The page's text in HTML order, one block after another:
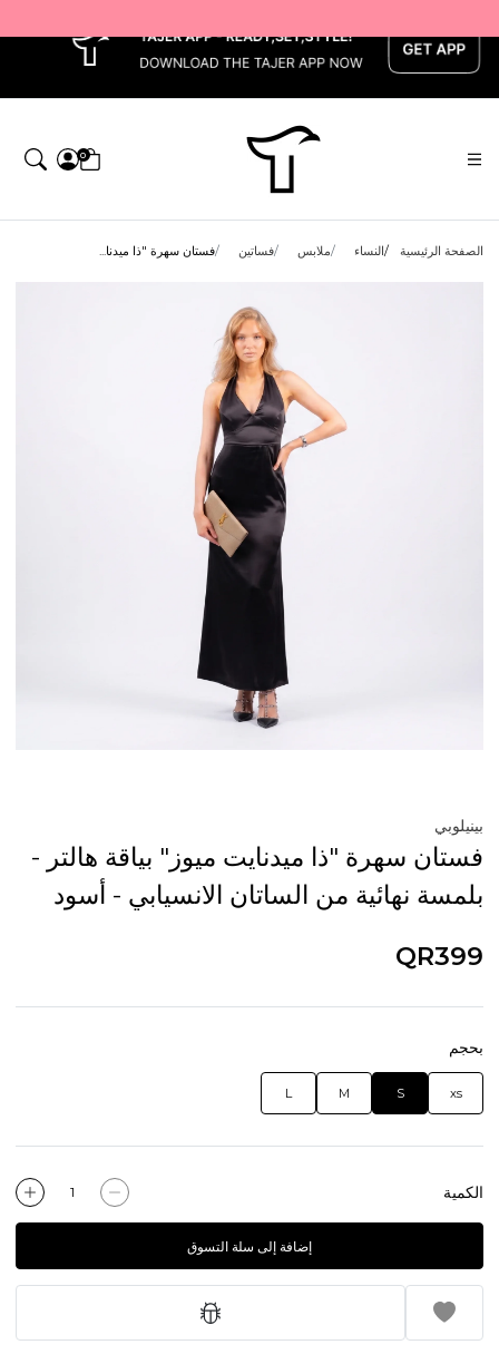
0
الصفحة الرئيسية النساء ملابس فساتين فستان سهرة "ذا ميدنا...
بينيلوبي
فستان سهرة "ذا ميدنايت ميوز" بياقة هالتر -
بلمسة نهائية من الساتان الانسيابي - أسود
QR399
بحجم
xs
S
M
L
الكمية
إضافة إلى سلة التسوق